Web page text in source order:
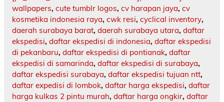
wallpapers, cute tumblr logos, cv harapan jaya, cv
kosmetika indonesia raya, cwk resi, cyclical inventory,
daerah surabaya barat, daerah surabaya utara, daftar
ekspedisi, daftar ekspedisi di indonesia, daftar ekspedisi
di pekanbaru, daftar ekspedisi di pontianak, daftar
ekspedisi di samarinda, daftar ekspedisi di surabaya,
daftar ekspedisi surabaya, daftar ekspedisi tujuan ntt,
daftar expedisi di lombok, daftar harga ekspedisi, daftar
harga kulkas 2 pintu murah, daftar harga ongkir, daftar